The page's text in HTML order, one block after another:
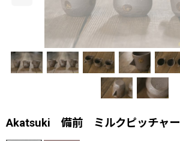
Akatsuki 備前 ミルクピッチャー